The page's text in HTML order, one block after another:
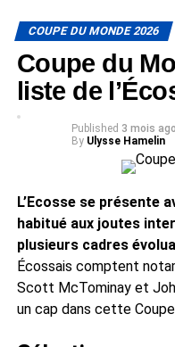
COUPE DU MONDE 2026
Coupe du
liste de
Published 3 mois ago
By Ulysse Hamelin
L’Ecosse se présente
habitué aux joutes
plusieurs cadres
Écossais comptent
Scott McTominay et
un cap dans cette